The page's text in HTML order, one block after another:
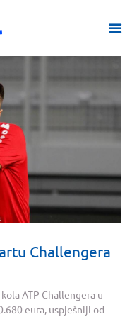
Challengera
ATP Challengera u
eura, uspješniji od